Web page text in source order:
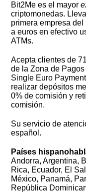
Bit2Me es el mayor
criptomonedas.
primera empresa
a euros en efectivo
ATMs.
Acepta clientes de
de la Zona de
Single Euro
realizar depósitos
0% de comisión y
comisión.
Su servicio de
español.
Países
Andorra, Argentina,
Rica, Ecuador, El
México, Panamá,
República